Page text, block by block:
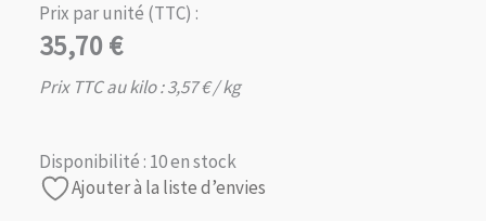
Prix par unité (TTC) :
35,70€
Prix TTC au kilo :3,57€/ kg
Disponibilité : 10 en stock
Ajouter à la liste d’envies